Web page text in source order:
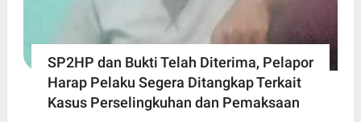
SP2HP dan Bukti Telah Diterima, Pelapor
Harap Pelaku Segera Ditangkap Terkait
Kasus Perselingkuhan dan Pemaksaan